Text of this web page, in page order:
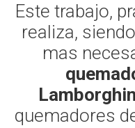
Este trabajo,
realiza,
mas
quemadores